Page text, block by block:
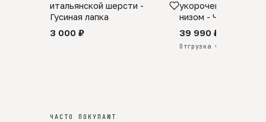
итальянской шерсти -
Гусиная лапка
3 000 ₽
укороченная с
низом - Черный
39 990 ₽
Отгрузка через 25 дней
ЧАСТО ПОКУПАЮТ